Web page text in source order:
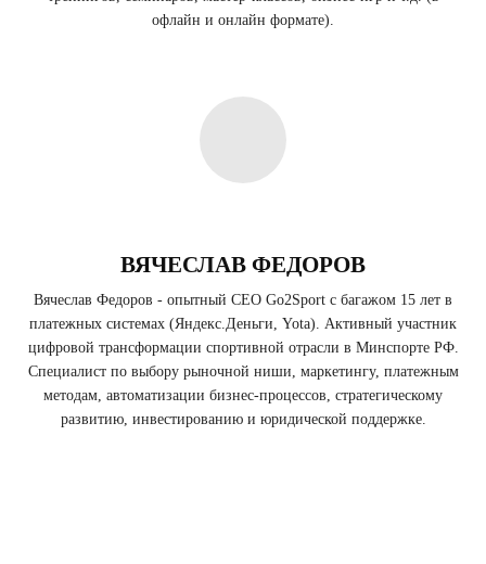
офлайн и онлайн формате).
ВЯЧЕСЛАВ ФЕДОРОВ
Вячеслав Федоров - опытный CEO Go2Sport с багажом 15 лет в
платежных системах (Яндекс.Деньги, Yota). Активный участник
цифровой трансформации спортивной отрасли в Минспорте РФ.
Специалист по выбору рыночной ниши, маркетингу, платежным
методам, автоматизации бизнес-процессов, стратегическому
развитию, инвестированию и юридической поддержке.